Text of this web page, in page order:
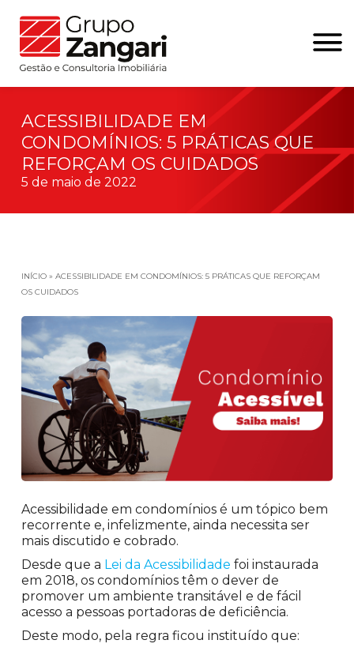
ACESSIBILIDADE EM
CONDOMÍNIOS: 5 PRÁTICAS QUE
REFORÇAM OS CUIDADOS
5 de maio de 2022
INÍCIO» ACESSIBILIDADE EM CONDOMÍNIOS: 5 PRÁTICAS QUE REFORÇAM
OS CUIDADOS
Acessibilidade em condomínios é um tópico bem
recorrente e, infelizmente, ainda necessita ser
mais discutido e cobrado.
Desde que a Lei da Acessibilidade foi instaurada
em 2018, os condomínios têm o dever de
promover um ambiente transitável e de fácil
acesso a pessoas portadoras de deficiência.
Deste modo, pela regra ficou instituído que: